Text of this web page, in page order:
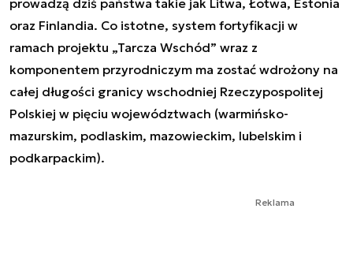
oraz Finlandia. Co istotne, system fortyfikacji w
ramach projektu „Tarcza Wschód” wraz z
komponentem przyrodniczym ma zostać wdrożony na
całej długości granicy wschodniej Rzeczypospolitej
Polskiej w pięciu województwach (warmińsko-
mazurskim, podlaskim, mazowieckim, lubelskim i
podkarpackim).
Reklama